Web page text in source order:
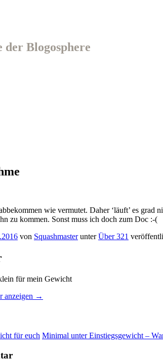
der Blogosphere
wie vermutet. Daher ‘läuft’ es
zu kommen. Sonst muss ich doch zum Doc :-(
von SquashmasterunterÜber 321
für mein Gewicht
anzeigen →
für euch Minimal unter Einstiegsgewicht –